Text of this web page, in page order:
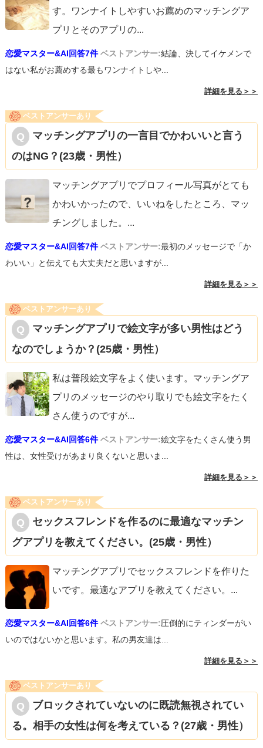
す。ワンナイトしやすいお薦めのマッチングア
プリとそのアプリの...
恋愛マスター&AI回答7件 ベストアンサー:結論、決してイケメンで
はない私がお薦めする最もワンナイトしや...
詳細を見る＞＞
ベストアンサーあり
マッチングアプリの一言目でかわいいと言う
のはNG？(23歳・男性）
マッチングアプリでプロフィール写真がとても
かわいかったので、いいねをしたところ、マッ
チングしました。 ...
恋愛マスター&AI回答7件 ベストアンサー:最初のメッセージで「か
わいい」と伝えても大丈夫だと思いますが...
詳細を見る＞＞
ベストアンサーあり
マッチングアプリで絵文字が多い男性はどう
なのでしょうか？(25歳・男性）
私は普段絵文字をよく使います。マッチングア
プリのメッセージのやり取りでも絵文字をたく
さん使うのですが...
恋愛マスター&AI回答6件 ベストアンサー:絵文字をたくさん使う男
性は、女性受けがあまり良くないと思いま...
詳細を見る＞＞
ベストアンサーあり
セックスフレンドを作るのに最適なマッチン
グアプリを教えてください。(25歳・男性）
マッチングアプリでセックスフレンドを作りた
いです。最適なアプリを教えてください。 ...
恋愛マスター&AI回答6件 ベストアンサー:圧倒的にティンダーがい
いのではないかと思います。私の男友達は...
詳細を見る＞＞
ベストアンサーあり
ブロックされていないのに既読無視されてい
る。相手の女性は何を考えている？(27歳・男性）